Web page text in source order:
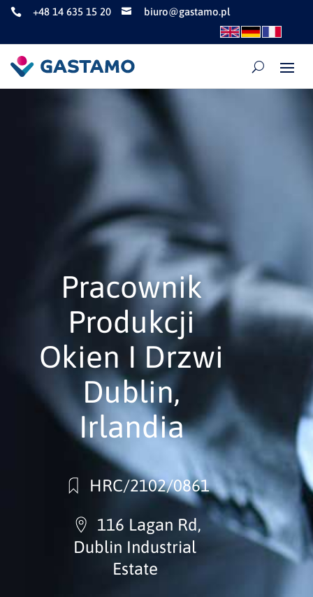
 +48 14 635 15 20  biuro@gastamo.pl
Pracownik
Produkcji
Okien I Drzwi
Dublin,
Irlandia
HRC/2102/0861
116 Lagan Rd,
Dublin Industrial
Estate